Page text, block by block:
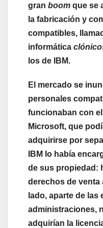
gran boom que se
la fabricación y
compatibles,
informática
los de IBM.
El mercado se
personales
funcionaban con
Microsoft, que
adquirirse por
IBM lo había
de sus propiedad:
derechos de venta
lado, aparte de las
administraciones,
adquirían la